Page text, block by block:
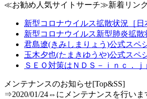
≪お勧め人気サイトサーチ≫新着リンク
新型コロナウイルス拡散状況［
新型コロナウイルス新型肺炎拡
君島遼(きみしまりょう)公式スペ
玉木夕也(たまきゆうや)公式スペ
ＳＥＯ対策はＮＤＳ－ｉｎｃ．ｊ
メンテナンスのお知らせ[Top&SS]
⇒2020/01/24⇔にメンテナンスを行いま